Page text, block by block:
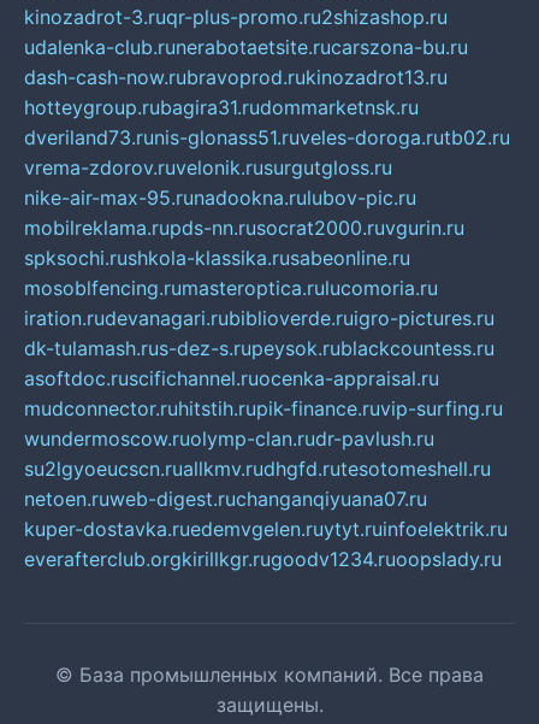
kinozadrot-3.ruqr-plus-promo.ru2shizashop.ru
udalenka-club.runerabotaetsite.rucarszona-bu.ru
dash-cash-now.rubravoprod.rukinozadrot13.ru
hotteygroup.rubagira31.rudommarketnsk.ru
dveriland73.runis-glonass51.ruveles-doroga.rutb02.ru
vrema-zdorov.ruvelonik.rusurgutgloss.ru
nike-air-max-95.runadookna.rulubov-pic.ru
mobilreklama.rupds-nn.rusocrat2000.ruvgurin.ru
spksochi.rushkola-klassika.rusabeonline.ru
mosoblfencing.rumasteroptica.rulucomoria.ru
iration.rudevanagari.rubiblioverde.ruigro-pictures.ru
dk-tulamash.rus-dez-s.rupeysok.rublackcountess.ru
asoftdoc.ruscifichannel.ruocenka-appraisal.ru
mudconnector.ruhitstih.rupik-finance.ruvip-surfing.ru
wundermoscow.ruolymp-clan.rudr-pavlush.ru
su2lgyoeucscn.ruallkmv.rudhgfd.rutesotomeshell.ru
netoen.ruweb-digest.ruchanganqiyuana07.ru
kuper-dostavka.ruedemvgelen.ruytyt.ruinfoelektrik.ru
everafterclub.orgkirillkgr.rugoodv1234.ruoopslady.ru
© База промышленных компаний. Все права
защищены.